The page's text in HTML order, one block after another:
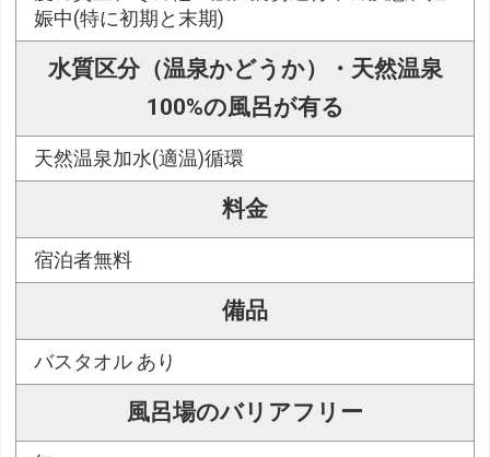
娠中(特に初期と末期)
水質区分（温泉かどうか）・天然温泉
100%の風呂が有る
天然温泉加水(適温)循環
料金
宿泊者無料
備品
バスタオル あり
風呂場のバリアフリー